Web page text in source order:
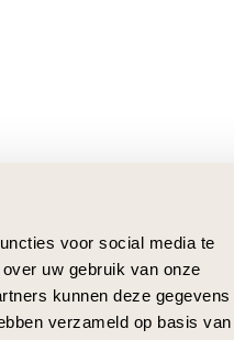
voor social media te
uw gebruik van onze
kunnen deze gegevens
verzameld op basis van